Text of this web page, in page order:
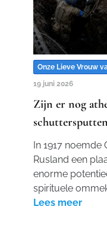
Onze Lieve Vrouw
19 juni 2026
Zijn er nog
In 1917 noemde
Rusland een
enorme
spirituele
Lees meer